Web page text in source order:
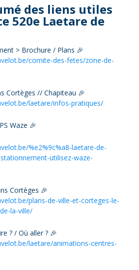
des liens utiles
520e Laetare de
> Brochure / Plans 🎉
comite-des-fetes/zone-de-
Cortèges // Chapiteau 🎉
laetare/infos-pratiques/
Waze 🎉
%e2%9c%a8-laetare-de-
utilisez-waze-
Cortèges 🎉
plans-de-ville-et-corteges-le-
la-ville/
? / Où aller ? 🎉
laetare/animations-centres-